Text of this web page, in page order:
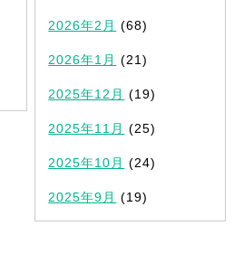
2026年2月 (68)
2026年1月 (21)
2025年12月 (19)
2025年11月 (25)
2025年10月 (24)
2025年9月 (19)